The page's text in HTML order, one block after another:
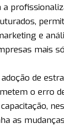
e
mais
de
o erro
as